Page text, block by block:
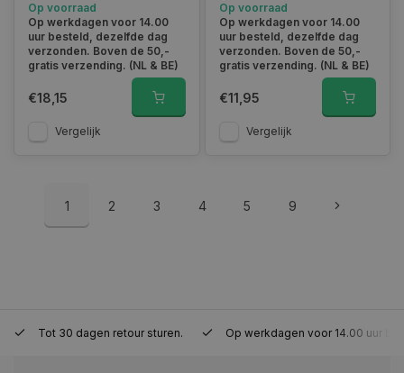
2114-10125
Op voorraad
Op werkdagen voor 14.00
uur besteld, dezelfde dag
verzonden. Boven de 50,-
gratis verzending. (NL & BE)
€18,15
Vergelijk
110 pcs FD-6054
Op voorraad
Op werkdagen voor 14.00
uur besteld, dezelfde dag
verzonden. Boven de 50,-
gratis verzending. (NL & BE)
€11,95
Vergelijk
1 2 3 4 5 9
Tot 30 dagen retour sturen. Op werkdagen voor 14.00 uur
session_id www.autoklusser.nl
29
53
__cf_bm
Cloudflare Inc.
.webshopapp.com
29